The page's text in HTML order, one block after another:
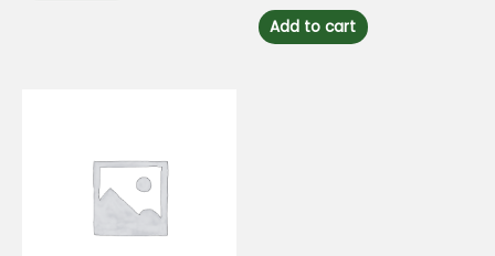
out
of
5
Add to cart